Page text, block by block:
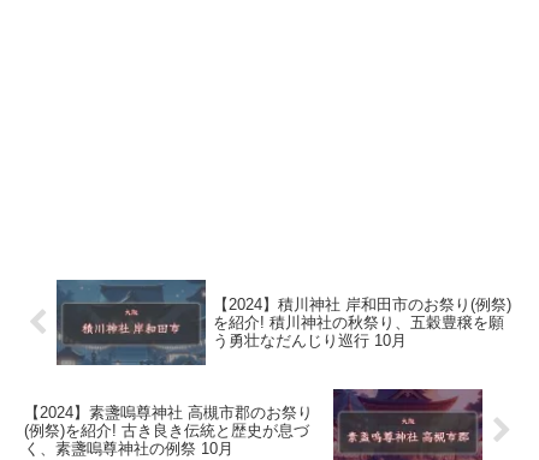
【2024】積川神社 岸和田市のお祭り(例祭)
を紹介! 積川神社の秋祭り、五穀豊穣を願
う勇壮なだんじり巡行 10月
【2024】素盞嗚尊神社 高槻市郡のお祭り
(例祭)を紹介! 古き良き伝統と歴史が息づ
く、素盞嗚尊神社の例祭 10月